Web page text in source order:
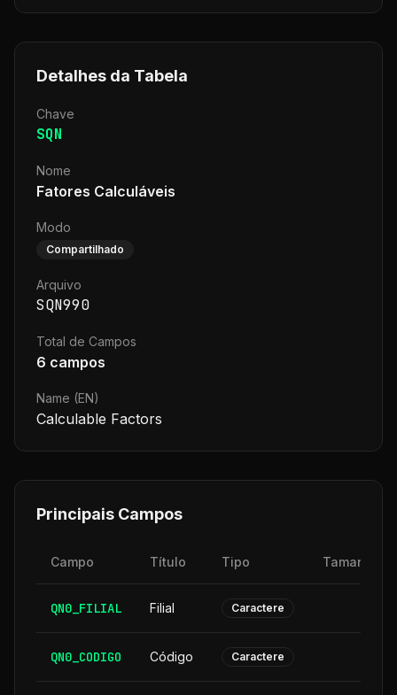
Detalhes da Tabela
Chave
SQN
Nome
Fatores Calculáveis
Modo
Compartilhado
Arquivo
SQN990
Total de Campos
6 campos
Name (EN)
Calculable Factors
Principais Campos
Campo Título Tipo Tamanho
QN0_FILIAL Filial Caractere
QN0_CODIGO Código Caractere